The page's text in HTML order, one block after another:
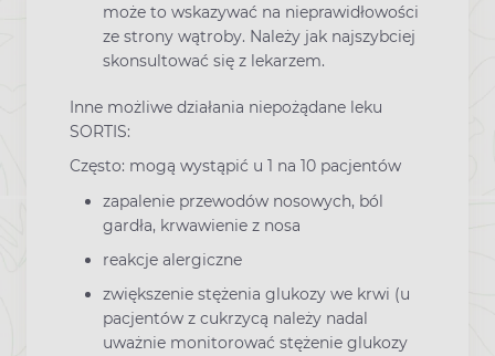
może to wskazywać na nieprawidłowości
ze strony wątroby. Należy jak najszybciej
skonsultować się z lekarzem.
Inne możliwe działania niepożądane leku
SORTIS:
Często: mogą wystąpić u 1 na 10 pacjentów
zapalenie przewodów nosowych, ból
gardła, krwawienie z nosa
reakcje alergiczne
zwiększenie stężenia glukozy we krwi (u
pacjentów z cukrzycą należy nadal
uważnie monitorować stężenie glukozy